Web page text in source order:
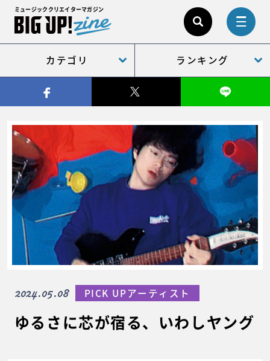
ミュージッククリエイターマガジン
カテゴリ ランキング
ゆるさに芯が宿る、いわしヤング
2024.05.08 PICK UPアーティスト